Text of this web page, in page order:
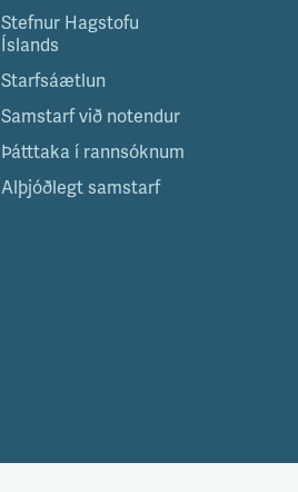
Stefnur Hagstofu
Íslands
Starfsáætlun
Samstarf við notendur
Þátttaka í rannsóknum
Alþjóðlegt samstarf